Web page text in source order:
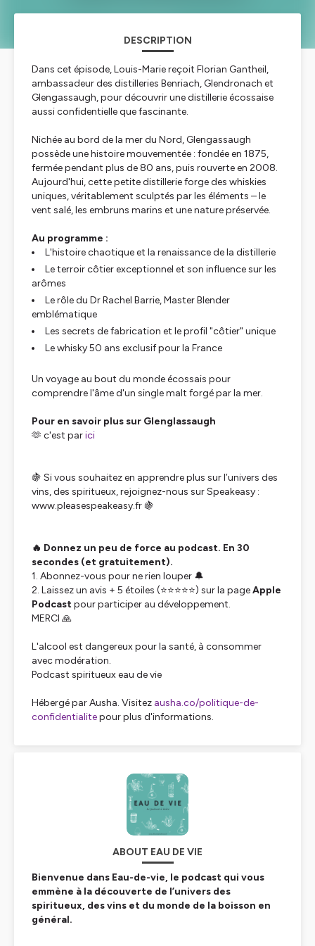
DESCRIPTION
Dans cet épisode, Louis-Marie reçoit Florian Gantheil,
ambassadeur des distilleries Benriach, Glendronach et
Glengassaugh, pour découvrir une distillerie écossaise
aussi confidentielle que fascinante.
Nichée au bord de la mer du Nord, Glengassaugh
possède une histoire mouvementée : fondée en 1875,
fermée pendant plus de 80 ans, puis rouverte en 2008.
Aujourd'hui, cette petite distillerie forge des whiskies
uniques, véritablement sculptés par les éléments – le
vent salé, les embruns marins et une nature préservée.
Au programme :
L'histoire chaotique et la renaissance de la distillerie
Le terroir côtier exceptionnel et son influence sur les
arômes
Le rôle du Dr Rachel Barrie, Master Blender
emblématique
Les secrets de fabrication et le profil "côtier" unique
Le whisky 50 ans exclusif pour la France
Un voyage au bout du monde écossais pour
comprendre l'âme d'un single malt forgé par la mer.
Pour en savoir plus sur Glenglassaugh
🫶 c'est parici
🍇 Si vous souhaitez en apprendre plus sur l’univers des
vins, des spiritueux, rejoignez-nous sur Speakeasy :
www.pleasespeakeasy.fr 🍇
🔥 Donnez un peu de force au podcast. En 30
secondes (et gratuitement).
1. Abonnez-vous pour ne rien louper 🔔
2. Laissez un avis + 5 étoiles (⭐⭐⭐⭐⭐) sur la pageApple
Podcastpour participer au développement.
MERCI 🙏
L'alcool est dangereux pour la santé, à consommer
avec modération.
Podcast spiritueux eau de vie
Hébergé par Ausha. Visitez ausha.co/politique-de-
confidentialitepour plus d'informations.
ABOUT EAU DE VIE
Bienvenue dans Eau-de-vie, le podcast qui vous
emmène à la découverte de l’univers des
spiritueux, des vins et du monde de la boisson en
général.